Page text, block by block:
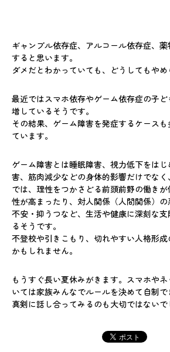
ギャンブル依存症、アルコール依存症、
すると思います。
ダメだとわかっていても、どうしてもやめ
最近ではスマホ依存やゲーム依存症の子
増しているそうです。
その結果、ゲーム障害を発症するケース
ています。
ゲーム障害とは睡眠障害、視力低下をは
害、筋肉減少などの身体的影響だけでな
では、理性をつかさどる前頭前野の働き
性が高まったり、対人関係（人間関係）
不安・抑うつなど、生活や健康に深刻な
るそうです。
不登校や引きこもり、切れやすい人格形
かもしれません。
もうすぐ長い夏休みがきます。スマホや
いては家族みんなでルールを決めて自制で
真剣に話し合ってみるのも大切ではないで